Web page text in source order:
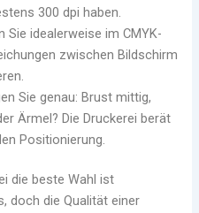
300 dpi haben.
Sie idealerweise im CMYK-
zwischen Bildschirm
Sie genau: Brust mittig,
Ärmel? Die Druckerei berät
Positionierung.
die beste Wahl ist
doch die Qualität einer